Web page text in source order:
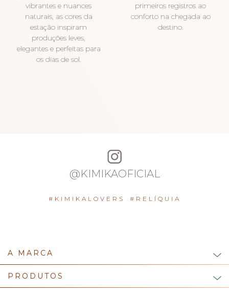
vibrantes e nuances
naturais, as cores da
estação inspiram
produções leves,
elegantes e perfeitas para
os dias de sol.
primeiros registros ao
conforto na chegada ao
destino.
@KIMIKAOFICIAL
#KIMIKALOVERS #RELÍQUIA
A MARCA
PRODUTOS